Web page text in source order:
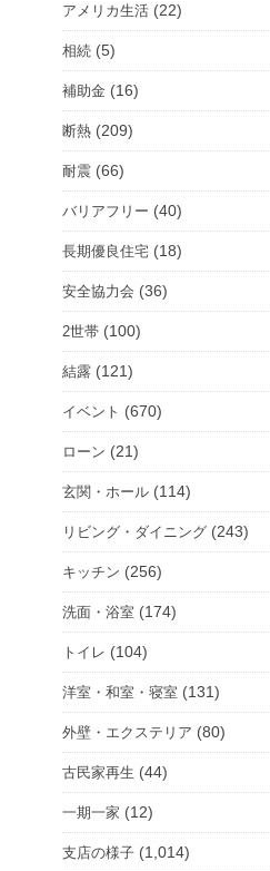
アメリカ生活 (22)
相続 (5)
補助金 (16)
断熱 (209)
耐震 (66)
バリアフリー (40)
長期優良住宅 (18)
安全協力会 (36)
2世帯 (100)
結露 (121)
イベント (670)
ローン (21)
玄関・ホール (114)
リビング・ダイニング (243)
キッチン (256)
洗面・浴室 (174)
トイレ (104)
洋室・和室・寝室 (131)
外壁・エクステリア (80)
古民家再生 (44)
一期一家 (12)
支店の様子 (1,014)